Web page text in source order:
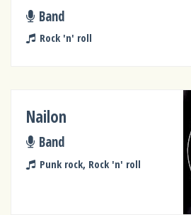
Band
Rock 'n' roll
Nailon
Band
Punk rock, Rock 'n' roll